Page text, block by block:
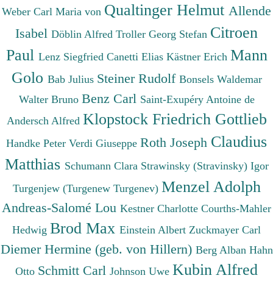
Weber Carl Maria von Qualtinger Helmut Allende
Isabel Döblin Alfred Troller Georg Stefan Citroen
Paul Lenz Siegfried Canetti Elias Kästner Erich Mann
Golo Bab Julius Steiner Rudolf Bonsels Waldemar
Walter Bruno Benz Carl Saint-Exupéry Antoine de
Andersch Alfred Klopstock Friedrich Gottlieb
Handke Peter Verdi Giuseppe Roth Joseph Claudius
Matthias Schumann Clara Strawinsky (Stravinsky) Igor
Turgenjew (Turgenew Turgenev) Menzel Adolph
Andreas-Salomé Lou Kestner Charlotte Courths-Mahler
Hedwig Brod Max Einstein Albert Zuckmayer Carl
Diemer Hermine (geb. von Hillern) Berg Alban Hahn
Otto Schmitt Carl Johnson Uwe Kubin Alfred